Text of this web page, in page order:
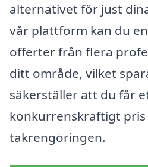
alternativet för just
vår plattform kan du
offerter från flera
ditt område, vilket
säkerställer att du får
konkurrenskraftigt pris
takrengöringen.